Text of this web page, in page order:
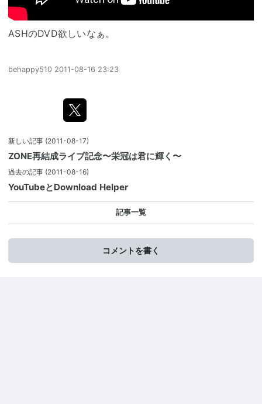
ASHのDVD欲しいなぁ。
behappy510 2011-08-16 23:23
新しい記事 (2011-08-17)
ZONE再結成ライブ記念〜栄冠は君に輝く〜
過去の記事 (2011-08-16)
YouTubeとDownload Helper
記事一覧
コメントを書く